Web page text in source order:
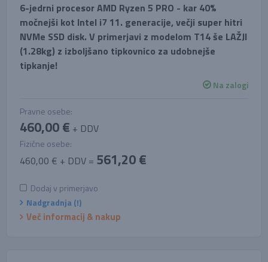
6-jedrni procesor AMD Ryzen 5 PRO - kar 40%
močnejši kot Intel i7 11. generacije, večji super hitri
NVMe SSD disk. V primerjavi z modelom T14 še LAŽJI
(1.28kg) z izboljšano tipkovnico za udobnejše
tipkanje!
Na zalogi
Pravne osebe:
460,00 € + DDV
Fizične osebe:
460,00 € + DDV = 561,20 €
Dodaj v primerjavo
Nadgradnja (!)
Več informacij & nakup